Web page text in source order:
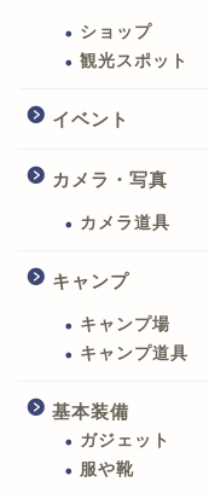
ショップ
観光スポット
イベント
カメラ・写真
カメラ道具
キャンプ
キャンプ場
キャンプ道具
基本装備
ガジェット
服や靴